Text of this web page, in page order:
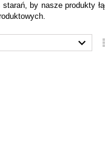
by nasze produkty
